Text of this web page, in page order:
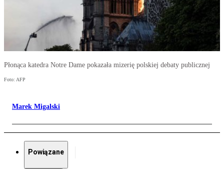
Płonąca katedra Notre Dame pokazała mizerię polskiej debaty publicznej
Foto: AFP
Marek Migalski
Powiązane